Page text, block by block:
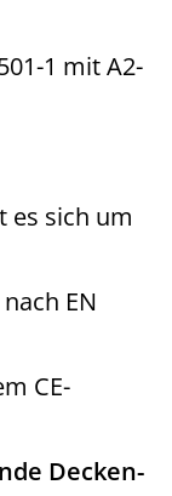
1 mit A2-
es sich um
EN
CE-
Decken-